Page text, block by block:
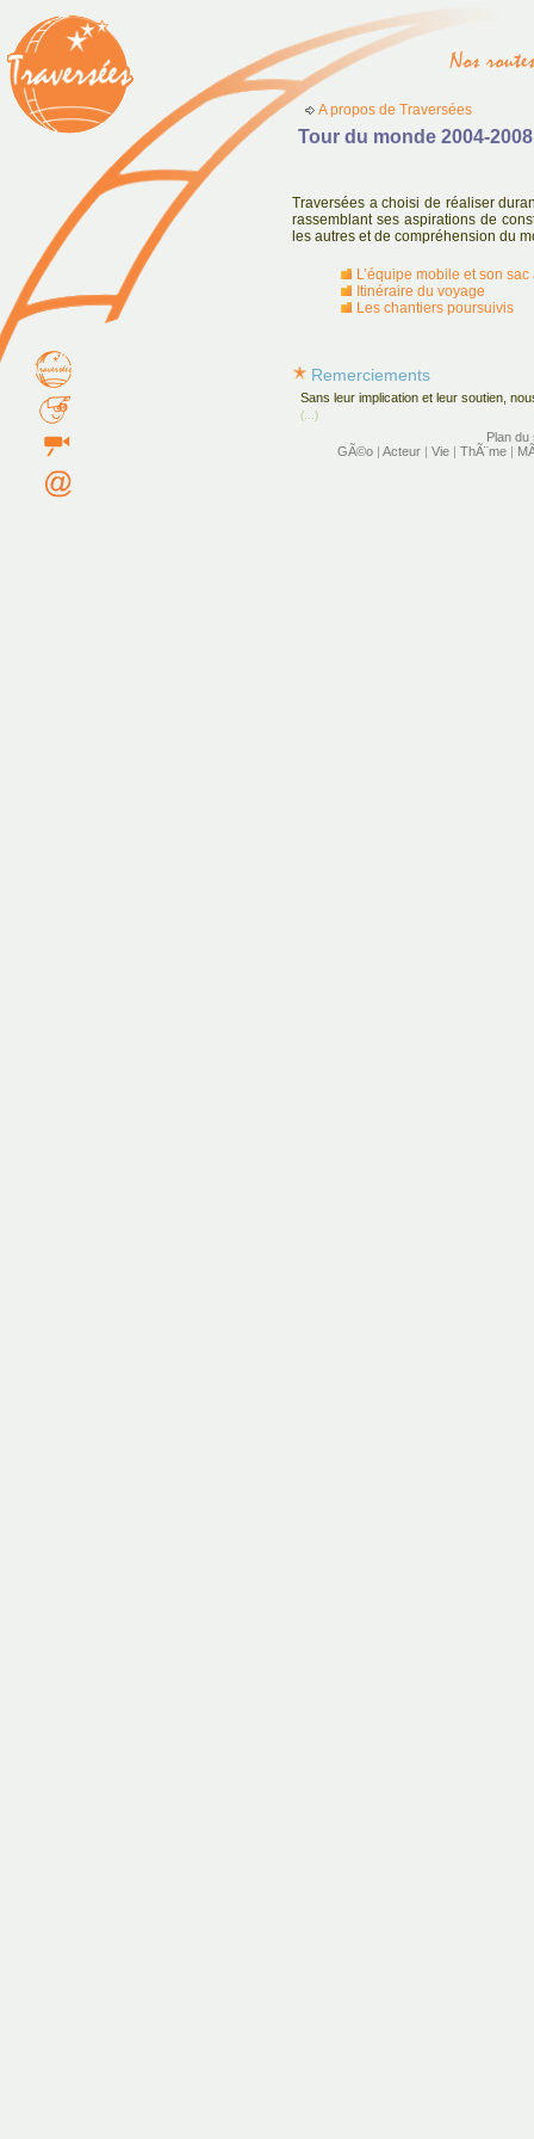
A propos de Traversées
Tour du monde 2004-2008
Traversées a choisi de réaliser
rassemblant ses aspirations de
les autres et de compréhension du
L’équipe mobile et son sac
Itinéraire du voyage
Les chantiers poursuivis
Remerciements
Sans leur implication et leur soutien,
(...)
Plan du
GÃ©o | Acteur | Vie | ThÃ¨me |